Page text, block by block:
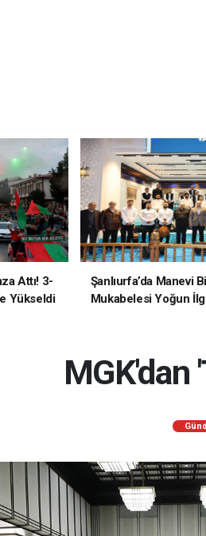
Attı! 3-
Yükseldi
Şanlıurfa’da Manevi
Mukabelesi Yoğun
MGK'dan